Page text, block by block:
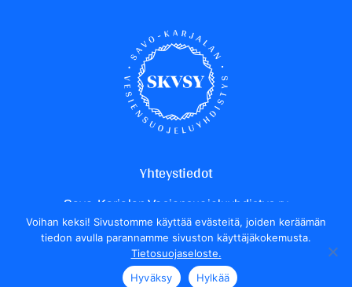
Yhteystiedot
Savo-Karjalan Vesiensuojeluyhdistys ry
Yrittäjäntie 24
70150 Kuopio
Henkilökunnan yhteystiedot
Voihan keksi! Sivustomme käyttää evästeitä, joiden keräämän
tiedon avulla parannamme sivuston käyttäjäkokemusta.
Tietosuojaseloste.
Hyväksy
Hylkää